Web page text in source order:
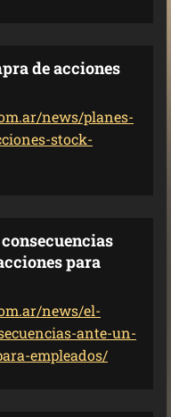
de acciones
news/planes-
stock-
para
news/el-
ante-un-
empleados/